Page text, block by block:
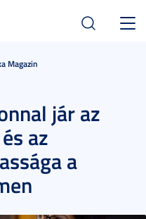
Magazin
jár az
az
a